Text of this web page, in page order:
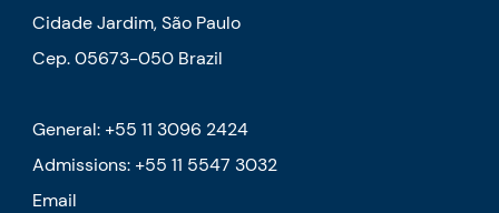
Cidade Jardim, São Paulo
Cep. 05673-050 Brazil
General: +55 11 3096 2424
Admissions: +55 11 5547 3032
Email